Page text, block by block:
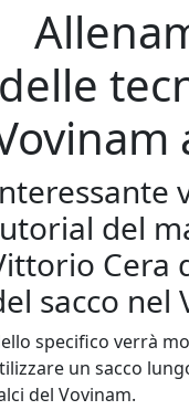
delle
del
Cera
sacco nel
specifico verrà
un sacco
del Vovinam.